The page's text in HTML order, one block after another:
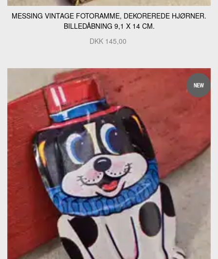
MESSING VINTAGE FOTORAMME, DEKOREREDE HJØRNER.
BILLEDÅBNING 9,1 X 14 CM.
DKK 145,00